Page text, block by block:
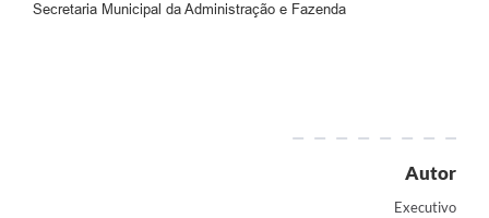
Secretaria Municipal da Administração e Fazenda
Autor
Executivo